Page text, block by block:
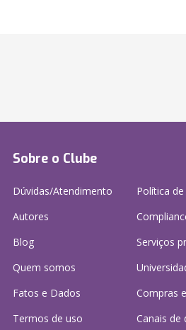
Sobre o Clube
Dúvidas/Atendimento
Autores
Blog
Quem somos
Fatos e Dados
Termos de uso
Política
Serviços
Compras
Canais de